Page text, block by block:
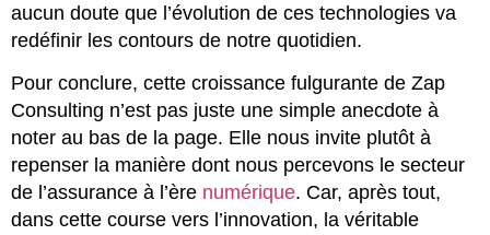
aucun doute que l’évolution de ces technologies va
redéfinir les contours de notre quotidien.
Pour conclure, cette croissance fulgurante de Zap
Consulting n’est pas juste une simple anecdote à
noter au bas de la page. Elle nous invite plutôt à
repenser la manière dont nous percevons le secteur
de l’assurance à l’ère numérique. Car, après tout,
dans cette course vers l’innovation, la véritable